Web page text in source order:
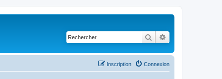
Rechercher
Connexion
Inscription